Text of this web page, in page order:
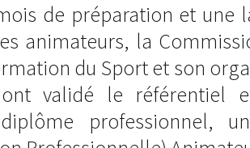
de préparation et une
animateurs, la
du Sport et son
ont validé le référentiel
professionnel,